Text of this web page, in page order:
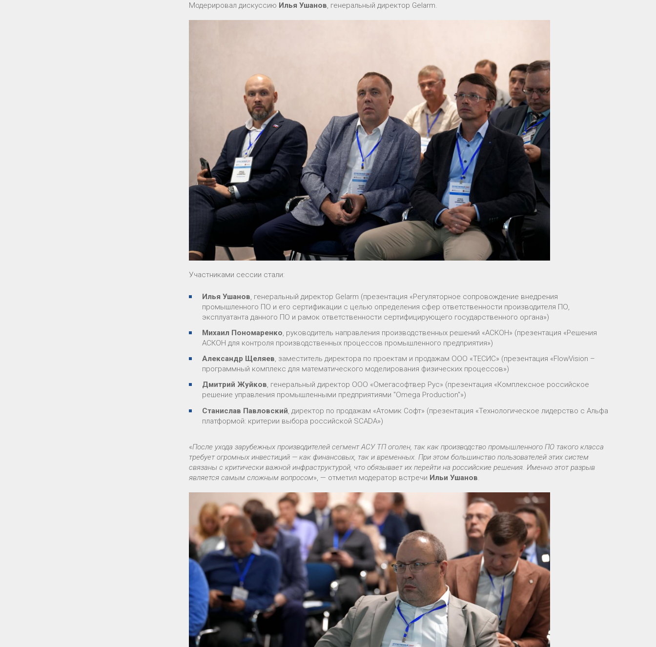
Модерировал дискуссию Илья Ушанов, генеральный директор Gelarm.
Участниками сессии стали:
Илья Ушанов, генеральный директор Gelarm (презентация «Регуляторное сопровождение внедрения
промышленного ПО и его сертификации с целью определения сфер ответственности производителя ПО,
эксплуатанта данного ПО и рамок ответственности сертифицирующего государственного органа»)
Михаил Пономаренко, руководитель направления производственных решений «АСКОН» (презентация «Решения
АСКОН для контроля производственных процессов промышленного предприятия»)
Александр Щеляев, заместитель директора по проектам и продажам ООО «ТЕСИС» (презентация «FlowVision –
программный комплекс для математического моделирования физических процессов»)
Дмитрий Жуйков, генеральный директор ООО «Омегасофтвер Рус» (презентация «Комплексное российское
решение управления промышленными предприятиями "Omega Production"»)
Станислав Павловский , директор по продажам «Атомик Софт» (презентация «Технологическое лидерство с Альфа
платформой: критерии выбора российской SCADA»)
«После ухода зарубежных производителей сегмент АСУ ТП оголен, так как производство промышленного ПО такого класса
требует огромных инвестиций — как финансовых, так и временных. При этом большинство пользователей этих систем
связаны с критически важной инфраструктурой, что обязывает их перейти на российские решения. Именно этот разрыв
является самым сложным вопросом», — отметил модератор встречи Ильи Ушанов